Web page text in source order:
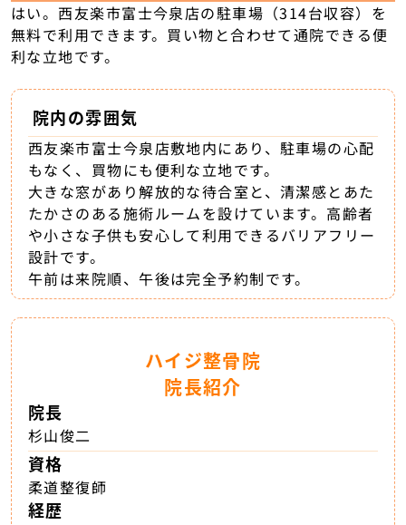
はい。西友楽市富士今泉店の駐車場（314台収容）を
無料で利用できます。買い物と合わせて通院できる便
利な立地です。
院内の雰囲気
西友楽市富士今泉店敷地内にあり、駐車場の心配
もなく、買物にも便利な立地です。
大きな窓があり解放的な待合室と、清潔感とあた
たかさのある施術ルームを設けています。高齢者
や小さな子供も安心して利用できるバリアフリー
設計です。
午前は来院順、午後は完全予約制です。
ハイジ整骨院
院長紹介
院長
杉山俊二
資格
柔道整復師
経歴